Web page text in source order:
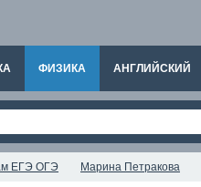
ФИЗИКА АНГЛИЙСКИЙ
ЕГЭ ОГЭ Марина Петракова